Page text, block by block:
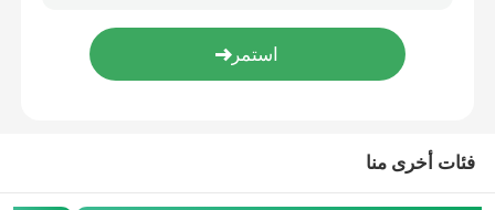
قماش منسوج من الأسلاك
فئات أخرى منا